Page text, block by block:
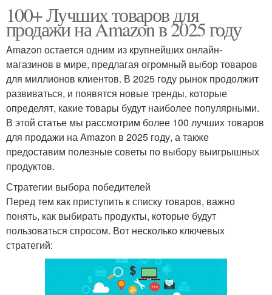
100+ Лучших товаров для
продажи на Amazon в 2025 году
Amazon остается одним из крупнейших онлайн-
магазинов в мире, предлагая огромный выбор товаров
для миллионов клиентов. В 2025 году рынок продолжит
развиваться, и появятся новые тренды, которые
определят, какие товары будут наиболее популярными.
В этой статье мы рассмотрим более 100 лучших товаров
для продажи на Amazon в 2025 году, а также
предоставим полезные советы по выбору выигрышных
продуктов.
Стратегии выбора победителей
Перед тем как приступить к списку товаров, важно
понять, как выбирать продукты, которые будут
пользоваться спросом. Вот несколько ключевых
стратегий: